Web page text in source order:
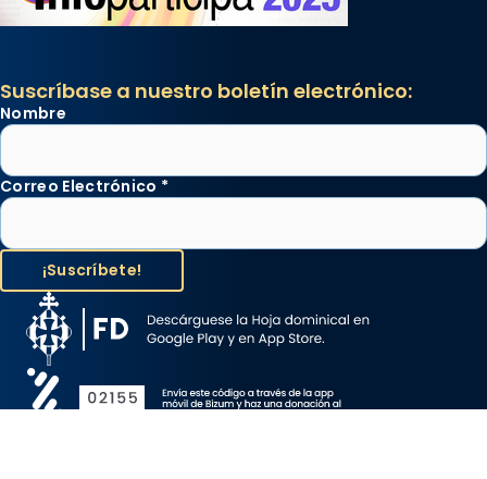
Suscríbase a nuestro boletín electrónico:
Nombre
Correo Electrónico *